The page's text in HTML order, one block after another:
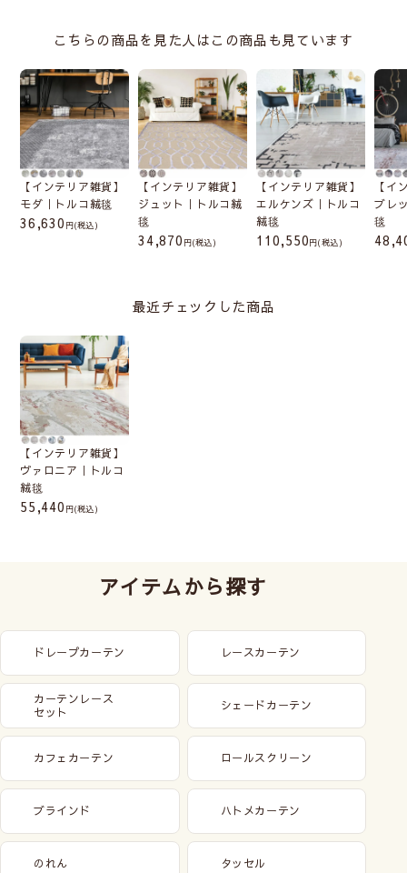
こちらの商品を見た人はこの商品も見ています
【インテリア雑貨】
モダ｜トルコ絨毯
36,630 (税込)
【インテリア雑貨】
ジュット｜トルコ絨
毯
34,870 (税込)
【インテリア雑貨】
エルケンズ｜トルコ
絨毯
110,550 (税込)
【イ
ブレ
毯
最近チェックした商品
【インテリア雑貨】
ヴァロニア｜トルコ
絨毯
55,440 (税込)
アイテムから探す
ドレープカーテン レースカーテン
カーテンレース
セット
シェードカーテン
カフェカーテン ロールスクリーン
ブラインド ハトメカーテン
のれん タッセル